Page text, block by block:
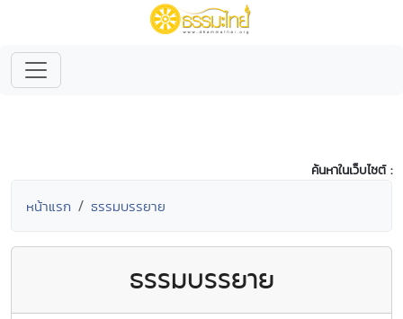
ค้นหาในเว็บไซต์ :
หน้าแรก ธรรมบรรยาย
ธรรมบรรยาย